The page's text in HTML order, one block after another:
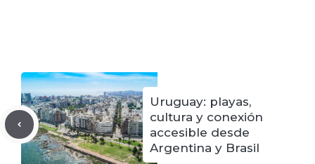
Uruguay: playas,
cultura y conexión
accesible desde
Argentina y Brasil